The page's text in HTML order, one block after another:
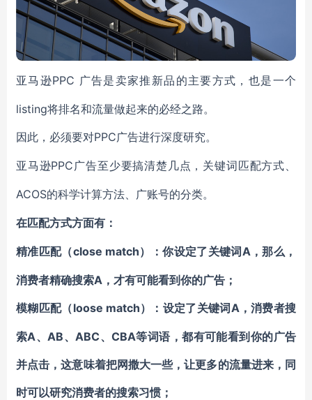
亚马逊PPC 广告是卖家推新品的主要方式，也是一个
listing将排名和流量做起来的必经之路。
因此，必须要对PPC广告进行深度研究。
亚马逊PPC广告至少要搞清楚几点，关键词匹配方式、
ACOS的科学计算方法、 广账号的分类。
在匹配方式方面有：
精准匹配（close match）：你设定了关键词A，那么，
消费者精确搜索A，才有可能看到你的广告；
模糊匹配（loose match）： 设定了关键词A，消费者搜
索A、AB、ABC、CBA等词语，都有可能看到你的广告
并点击，这意味着把网撒大一些，让更多的流量进来，同
时可以研究消费者的搜索习惯；